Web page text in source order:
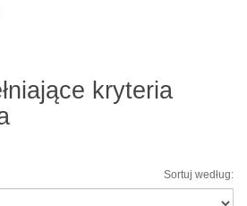
kryteria
Sortuj według: